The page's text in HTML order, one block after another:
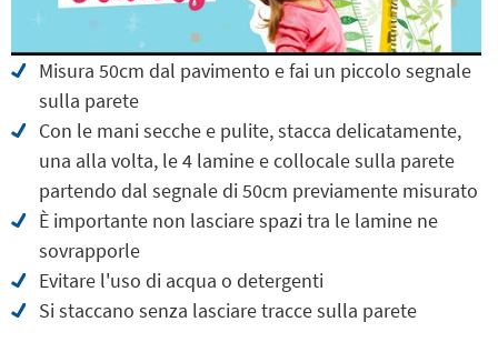
Misura 50cm dal pavimento e fai un piccolo segnale
sulla parete
Con le mani secche e pulite, stacca delicatamente,
una alla volta, le 4 lamine e collocale sulla parete
partendo dal segnale di 50cm previamente misurato
È importante non lasciare spazi tra le lamine ne
sovrapporle
Evitare l'uso di acqua o detergenti
Si staccano senza lasciare tracce sulla parete